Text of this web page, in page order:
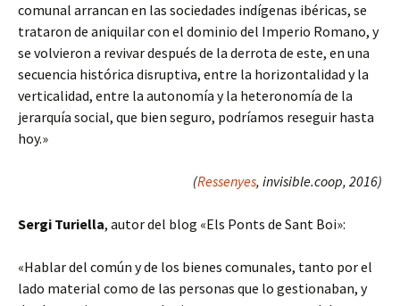
comunal arrancan en las sociedades indígenas ibéricas, se
trataron de aniquilar con el dominio del Imperio Romano, y
se volvieron a revivar después de la derrota de este, en una
secuencia histórica disruptiva, entre la horizontalidad y la
verticalidad, entre la autonomía y la heteronomía de la
jerarquía social, que bien seguro, podríamos reseguir hasta
hoy.»
(Ressenyes, invisible.coop, 2016)
Sergi Turiella, autor del blog «Els Ponts de Sant Boi»:
«Hablar del común y de los bienes comunales, tanto por el
lado material como de las personas que lo gestionaban, y